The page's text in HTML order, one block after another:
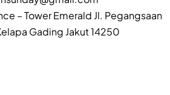
– Tower Emerald Jl. Pegangsaan
Gading Jakut 14250